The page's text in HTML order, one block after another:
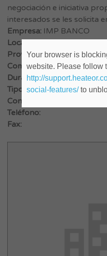
negociación e iniciativa
interesados se les solicita
Empresa: IMP BANCO
Localidad:
Provincia:Vicente López
Comienzo:
Duración:
Tipo de Trabajo:Full-time
Contacto:
Teléfono:
Fax:
Your browser is
website. Please follow
http://
social-features/to